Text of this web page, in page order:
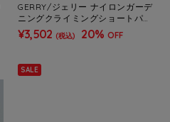
GERRY/ジェリー ナイロンガーデ
ニングクライミングショートパン
ツ(MENS)
¥3,502 (税込) 20% OFF
SALE